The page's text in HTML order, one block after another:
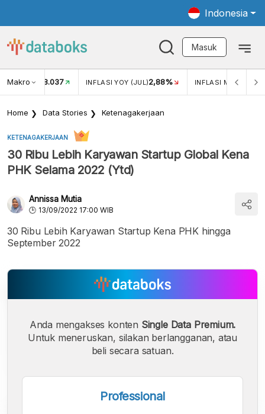
Indonesia
Masuk
Makro
USD/IDR 18.037 INFLASI YOY (JUL)2,88% INFLASI MOM (JUL)
Home Data Stories Ketenagakerjaan
KETENAGAKERJAAN
30 Ribu Lebih Karyawan Startup Global Kena
PHK Selama 2022 (Ytd)
Annissa Mutia
13/09/2022 17:00 WIB
30 Ribu Lebih Karyawan Startup Kena PHK hingga
September 2022
Anda mengakses konten Single Data Premium.
Untuk meneruskan, silakan berlangganan, atau
beli secara satuan.
Professional